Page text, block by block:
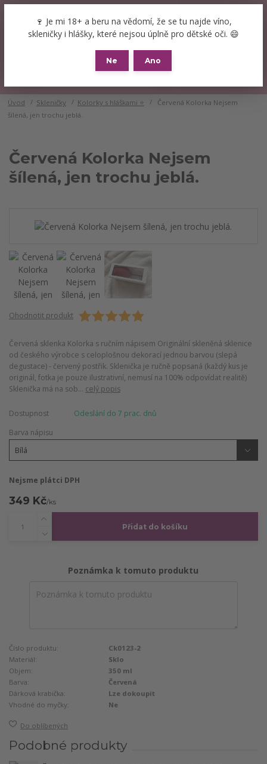
🍷 Je mi 18+ a beru na vědomí, že se tu najde víno,
skleničky i hlášky, které nejsou úplně pro dětské oči. 😄
Ne
Ano
0 Kč
Úvod Skleničky Kolorky s hláškami ⭐
Červená Kolorka Nejsem
šílená, jen trochu jeblá.
Červená Kolorka Nejsem
šílená, jen trochu jeblá.
Ohodnotit produkt
Červená sklenka Kolorka s ručním nápisem Originální skleněná sklenice
od českého výrobce s celoplošnou dekorací jednou barvou (slepá
degustace) - červený postřik. Sklenička je ručně popsaná (každý kus je
originál, fotka je pouze ilustrativní, nemusí na 100% odpovídat realitě)
Sklenička má na sob... celý popis
Dostupnost
Odeslání do 7 prac. dnů
Barva nápisu
Nejsme plátci DPH
349 Kč/ks
Přidat do košíku
Poznámka k tomuto produktu
Číslo produktu:
Ck0123-2
Materiál:
Sklo
Objem:
350 ml
Barva:
Červená
Dárková krabička:
Lze dokoupit
Vhodné do myčky:
Ne
Do oblíbených
Podobné produkty